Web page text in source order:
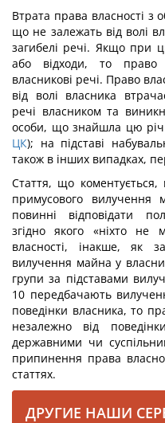
Втрата права власності з
що не залежать від волі
загибелі речі. Якщо при
або відходи, то
власникові речі. Право
від волі власника
речі власником та
особи, що знайшла цю річ
ЦК); на підставі
також в інших випадках,
Стаття, що коментується,
примусового вилучення
повинні відповідати
згідно якого «ніхто не
власності, інакше, як
вилучення майна у
групи за підставами
10 передбачають
поведінки власника, то
незалежно від
державними чи
припинення права
статтях.
ДРУГИЕ НАШИ